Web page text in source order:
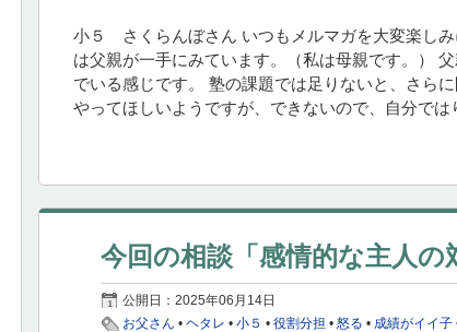
小５ さくらんぼさん いつもメルマガを大変楽し
は父親が一手にみています。（私は母親です。）
でいる感じです。 塾の課題では足りないと、さら
やってほしいようですが、できないので、自分で
今回の相談「感情的な主人の
公開日：2025年06月14日
お父さん •ヘタレ •小５ •役割分担 •怒る • 成績がイイ子